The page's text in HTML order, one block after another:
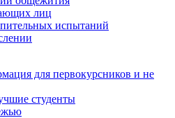
лиц
испытаний
для первокурсников и не
студенты